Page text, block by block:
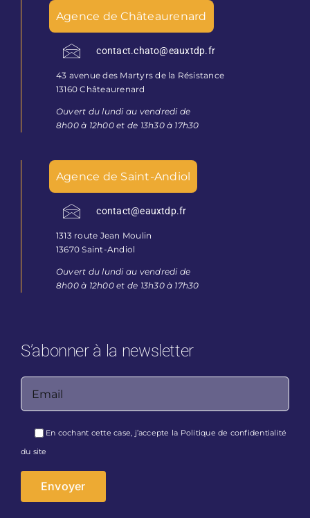
Agence de Châteaurenard
contact.chato@eauxtdp.fr
43 avenue des Martyrs de la Résistance
13160 Châteaurenard
Ouvert du lundi au vendredi de
8h00 à 12h00 et de 13h30 à 17h30
Agence de Saint-Andiol
contact@eauxtdp.fr
1313 route Jean Moulin
13670 Saint-Andiol
Ouvert du lundi au vendredi de
8h00 à 12h00 et de 13h30 à 17h30
S’abonner à la newsletter
Veuillez laisser ce champ vide.
En cochant cette case, j’accepte la Politique de confidentialité
du site